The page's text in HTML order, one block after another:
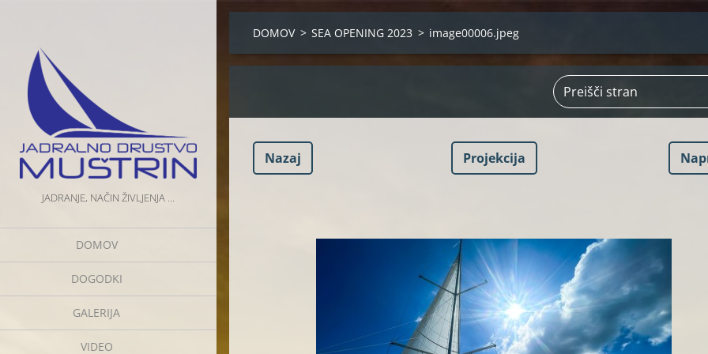
JADRANJE, NAČIN ŽIVLJENJA ...
DOMOV
DOGODKI
GALERIJA
VIDEO
DOMOV > SEA OPENING 2023 > image00006.jpeg
Nazaj Projekcija